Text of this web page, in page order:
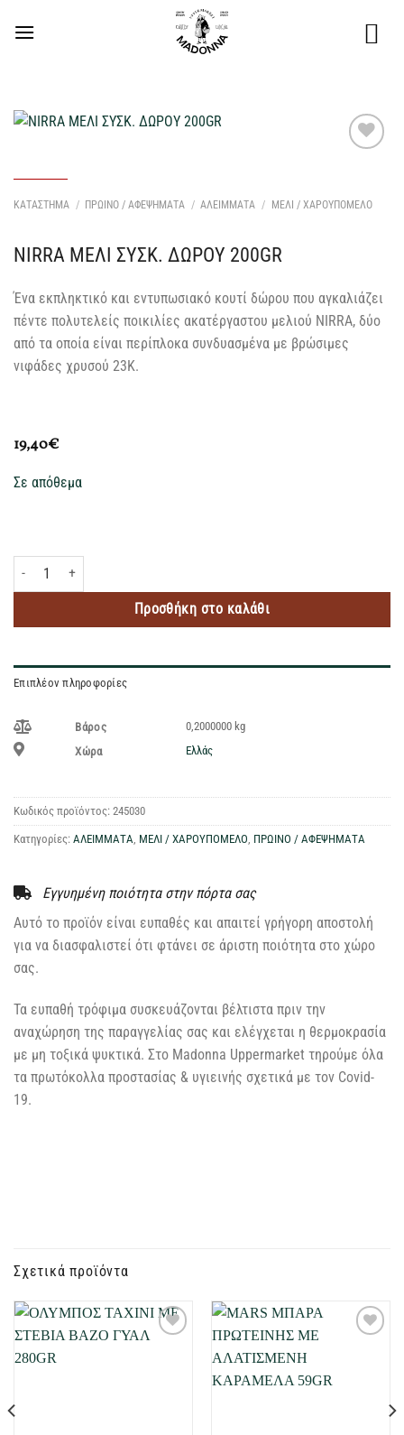
στο
Επιθυμιών
ΚΑΤΑΣΤΗΜΑ / ΠΡΩΙΝΟ / ΑΦΕΨΗΜΑΤΑ / ΑΛΕΙΜΜΑΤΑ / ΜΕΛΙ / ΧΑΡΟΥΠΟΜΕΛΟ
NIRRA ΜΕΛΙ ΣΥΣΚ. ΔΩΡΟΥ 200GR
Ένα εκπληκτικό και εντυπωσιακό κουτί δώρου που αγκαλιάζει
πέντε πολυτελείς ποικιλίες ακατέργαστου μελιού NIRRA, δύο
από τα οποία είναι περίπλοκα συνδυασμένα με βρώσιμες
νιφάδες χρυσού 23Κ.
19,40€
Σε απόθεμα
NIRRA ΜΕΛΙ ΣΥΣΚ. ΔΩΡΟΥ 200GR ποσότητα
Προσθήκη στο καλάθι
Επιπλέον πληροφορίες
Βάρος
0,2000000 kg
Χώρα
Ελλάς
Κωδικός προϊόντος: 245030
Κατηγορίες: ΑΛΕΙΜΜΑΤΑ, ΜΕΛΙ / ΧΑΡΟΥΠΟΜΕΛΟ, ΠΡΩΙΝΟ / ΑΦΕΨΗΜΑΤΑ
Εγγυημένη ποιότητα στην πόρτα σας
Αυτό το προϊόν είναι ευπαθές και απαιτεί γρήγορη αποστολή
για να διασφαλιστεί ότι φτάνει σε άριστη ποιότητα στο χώρο
σας.
Τα ευπαθή τρόφιμα συσκευάζονται βέλτιστα πριν την
αναχώρηση της παραγγελίας σας και ελέγχεται η θερμοκρασία
με μη τοξικά ψυκτικά. Στο Madonna Uppermarket τηρούμε όλα
τα πρωτόκολλα προστασίας & υγιεινής σχετικά με τον Covid-
19.
Σχετικά προϊόντα